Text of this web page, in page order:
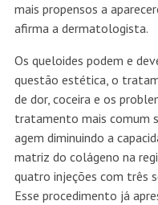
mais propensos a
afirma a dermatologista.
Os queloides podem e
questão estética, o
de dor, coceira e os
tratamento mais comum
agem diminuindo a
matriz do colágeno na
quatro injeções com três
Esse procedimento já